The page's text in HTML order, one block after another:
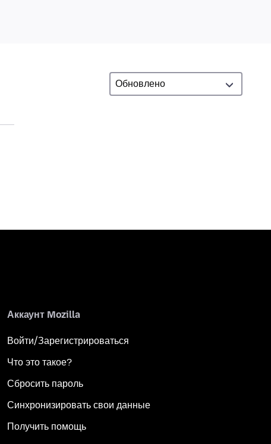
Аккаунт Mozilla
Войти/Зарегистрироваться
Что это такое?
Сбросить пароль
Синхронизировать свои данные
Получить помощь